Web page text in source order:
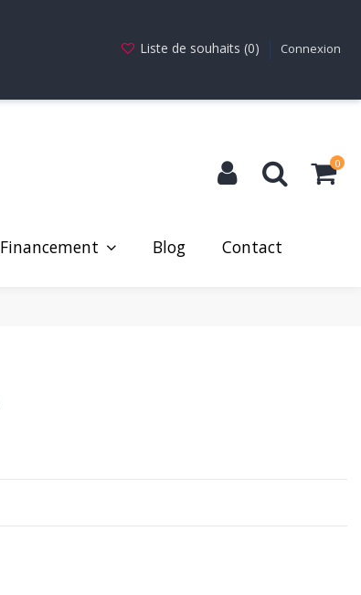
Liste de souhaits (0) Connexion
0
Financement Blog Contact